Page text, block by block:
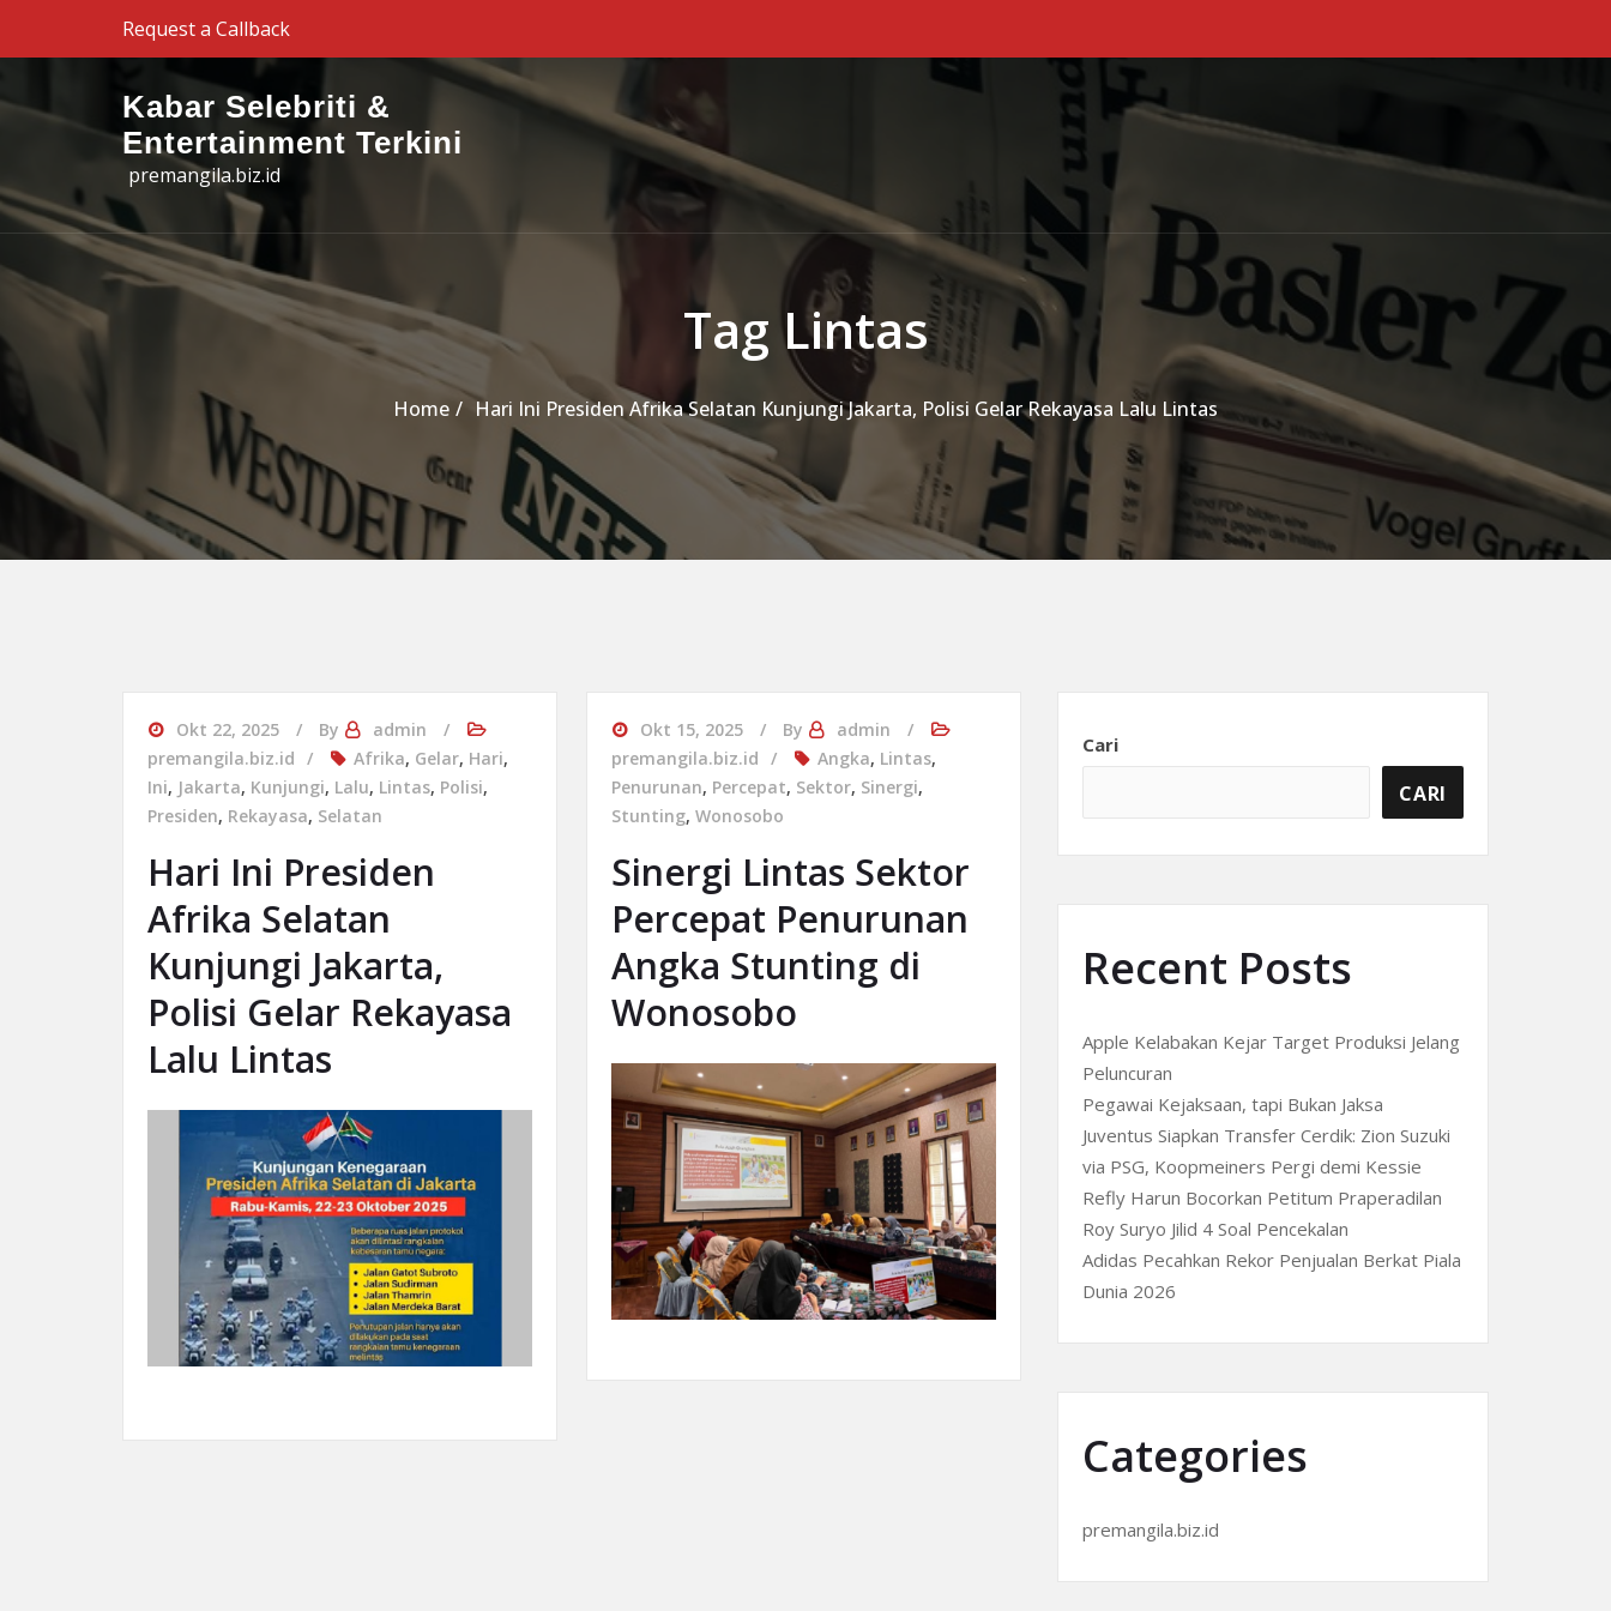
Skip to the contentRequest a Callback
Kabar Selebriti &
Entertainment Terkini
premangila.biz.id
Tag Lintas
Home Hari Ini Presiden Afrika Selatan Kunjungi Jakarta, Polisi Gelar Rekayasa Lalu Lintas
Okt 22, 2025 By
admin
premangila.biz.id
Afrika, Gelar, Hari,
Ini, Jakarta, Kunjungi, Lalu, Lintas, Polisi,
Presiden, Rekayasa, Selatan
Hari Ini Presiden
Afrika Selatan
Kunjungi Jakarta,
Polisi Gelar Rekayasa
Lalu Lintas
Okt 15, 2025 By
admin
premangila.biz.id
Angka, Lintas,
Penurunan, Percepat, Sektor, Sinergi,
Stunting, Wonosobo
Sinergi Lintas Sektor
Percepat Penurunan
Angka Stunting di
Wonosobo
Cari
CARI
Recent Posts
Apple Kelabakan Kejar Target Produksi Jelang
Peluncuran
Pegawai Kejaksaan, tapi Bukan Jaksa
Juventus Siapkan Transfer Cerdik: Zion Suzuki
via PSG, Koopmeiners Pergi demi Kessie
Refly Harun Bocorkan Petitum Praperadilan
Roy Suryo Jilid 4 Soal Pencekalan
Adidas Pecahkan Rekor Penjualan Berkat Piala
Dunia 2026
Categories
premangila.biz.id